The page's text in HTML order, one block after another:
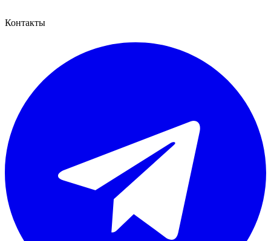
Контакты